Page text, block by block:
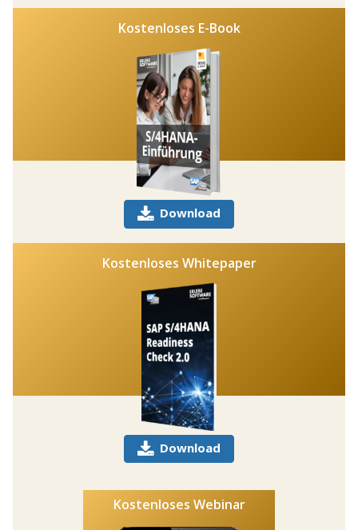
Kostenloses E-Book
Download
Kostenloses Whitepaper
Download
Kostenloses Webinar